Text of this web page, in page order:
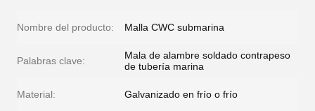
Nombre del producto: Malla CWC submarina
Palabras clave:
Mala de alambre soldado contrapeso
de tubería marina
Material: Galvanizado en frío o frío